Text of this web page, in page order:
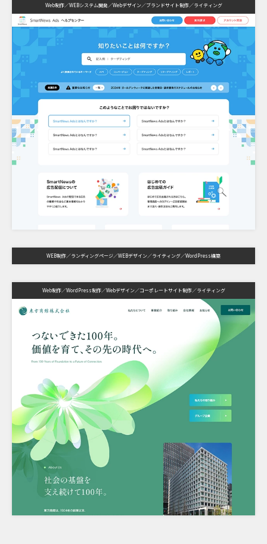
Web制作 WEBシステム開発 Webデザイン ブランドサイト制作 ライティング
WEB制作 ランディングページ WEBデザイン ライティング WordPress構築
Web制作 WordPress制作 Webデザイン コーポレートサイト制作 ライティング